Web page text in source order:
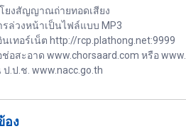
ยงสัญญาณถ่ายทอดเสียง
ล่วงหน้าเป็นไฟล์แบบ MP3
ทอร์เน็ต http://rcp.plathong.net:9999
อสะอาด www.chorsaard.com หรือ
.ป.ช. www.nacc.go.th
อง